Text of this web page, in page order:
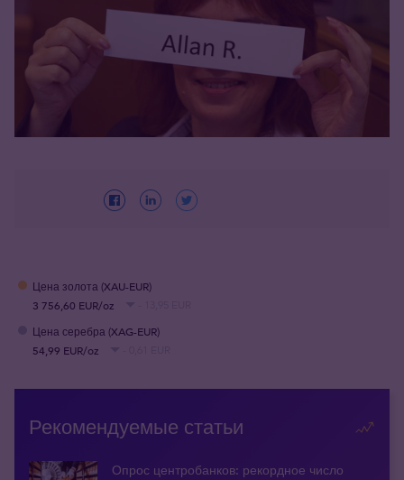
Цена золота (XAU-EUR)
3 756,60 EUR/oz
Цена серебра (XAG-EUR)
54,99 EUR/oz
Рекомендуемые статьи
Опрос центробанков: рекордное число